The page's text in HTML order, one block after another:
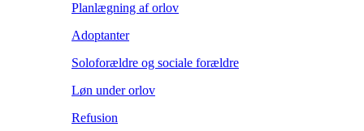
Planlægning af orlov
Adoptanter
Soloforældre og sociale forældre
Løn under orlov
Refusion